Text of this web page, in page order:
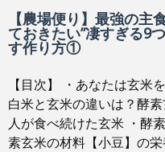
【農場便り】最強の主
ておきたい”凄すぎる9
す作り方①
【目次】 ・あなたは玄米
白米と玄米の違いは？酵
人が食べ続けた玄米 ・酵
素玄米の材料【小豆】の